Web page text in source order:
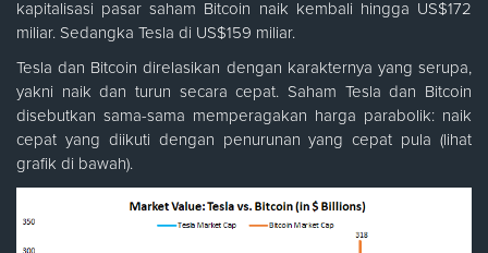
kapitalisasi pasar saham Bitcoin naik kembali hingga US$172
miliar. Sedangka Tesla di US$159 miliar.
Tesla dan Bitcoin direlasikan dengan karakternya yang serupa,
yakni naik dan turun secara cepat. Saham Tesla dan Bitcoin
disebutkan sama-sama memperagakan harga parabolik: naik
cepat yang diikuti dengan penurunan yang cepat pula (lihat
grafik di bawah).